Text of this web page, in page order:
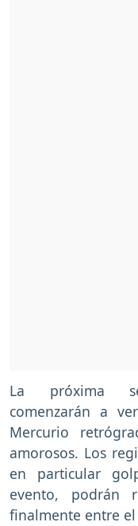
La próxima
comenzarán a
Mercurio
amorosos. Los
en particular
evento, podrán
finalmente entre